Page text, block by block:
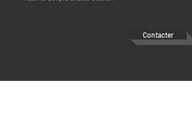
Contacter